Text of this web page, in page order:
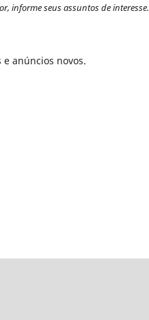
informe seus assuntos de interesse.
anúncios novos.